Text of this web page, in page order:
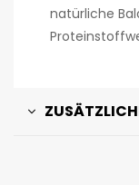
natürliche